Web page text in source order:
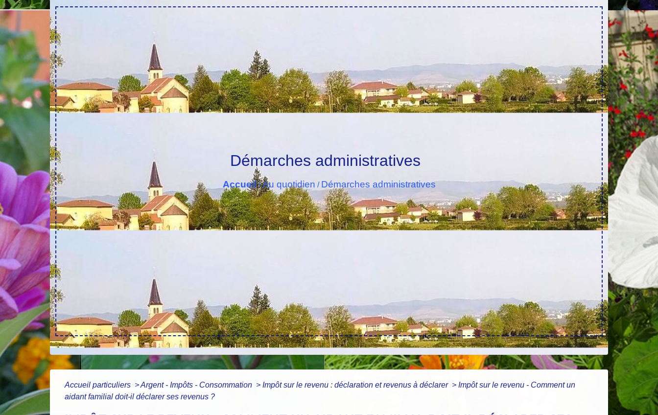
Démarches administratives
Accueil/Au quotidien / Démarches administratives
Accueil particuliers >Argent - Impôts - Consommation > Impôt sur le revenu : déclaration et revenus à déclarer > Impôt sur le revenu - Comment un
aidant familial doit-il déclarer ses revenus ?